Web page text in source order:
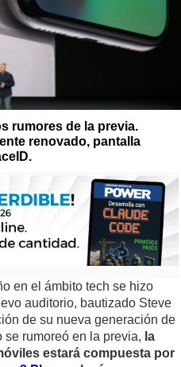
rumores de la previa.
renovado, pantalla
en el ámbito tech se hizo
auditorio, bautizado Steve
de su nueva generación de
se rumoreó en la previa, la
estará compuesta por